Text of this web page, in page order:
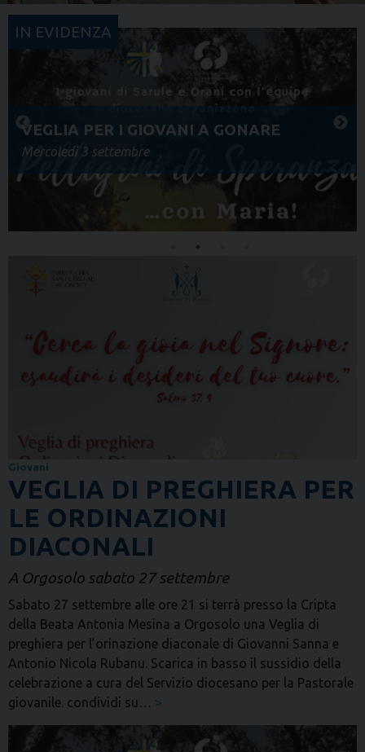
IN EVIDENZA
VEGLIA PER I GIOVANI A GONARE
Mercoledì 3 settembre
Giovani
VEGLIA DI PREGHIERA PER
LE ORDINAZIONI
DIACONALI
A Orgosolo sabato 27 settembre
Sabato 27 settembre alle ore 21 si terrà presso la Cripta
della Beata Antonia Mesina a Orgosolo una Veglia di
preghiera per l’orinazione diaconale di Giovanni Sanna e
Antonio Nicola Rubanu. Scarica in basso il sussidio della
celebrazione a cura del Servizio diocesano per la Pastorale
giovanile. condividi su… >